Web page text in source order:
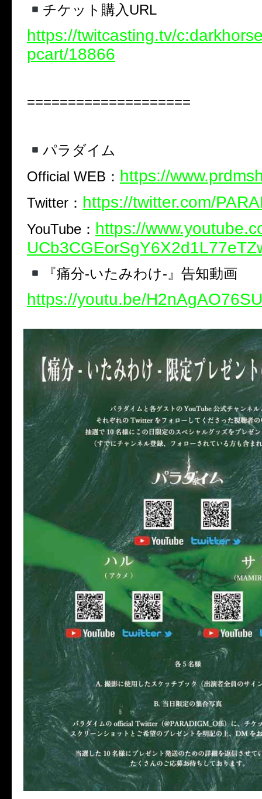
チケット購入URL
https://twitcasting.tv/
pcart/18866
====================
パラダイム
Official WEB： https://
Twitter： https://twitter.com/
YouTube： https://
『痛分-いたみわけ-』告知動画
https://youtu.be/H2nAgAO76SU